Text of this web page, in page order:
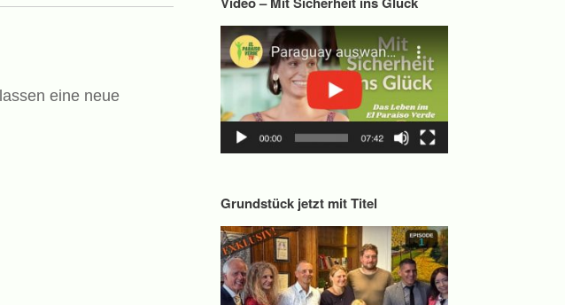
eine neue
Grundstück jetzt mit Titel